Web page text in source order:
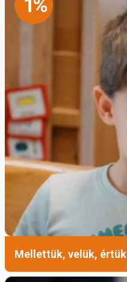
Mellettük, velük, értük